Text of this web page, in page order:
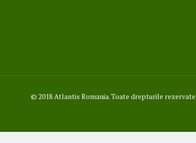
© 2018 Atlantis Romania. Toate drepturile rezervate